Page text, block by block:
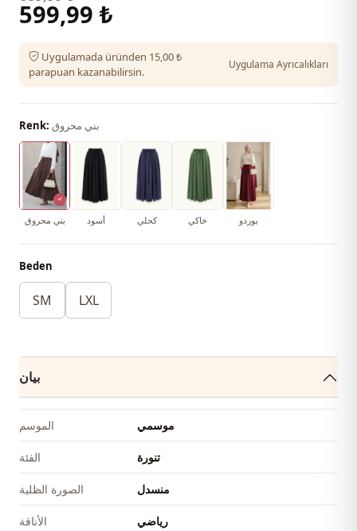
599,99 ₺
Uygulamada üründen 15,00 ₺
parapuan kazanabilirsin.
Uygulama Ayrıcalıkları
Renk: بني محروق
بني محروق أسود كحلي خاكي بوردو
Beden
SM LXL
بيان
الموسم موسمي
الفئة تنورة
الصورة الظلية منسدل
الأناقة رياضي